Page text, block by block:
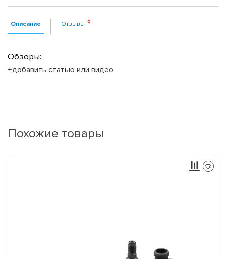
Описание Отзывы
Обзоры:
+добавить статью или видео
Похожие товары